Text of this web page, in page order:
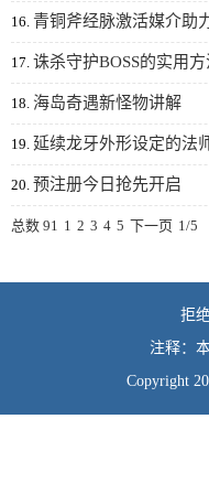
16. 青铜斧经脉激活媒介助
17. 诛杀守护BOSS的实用方
18. 海岛奇遇新怪物讲解
19. 延续龙牙外形设定的法
20. 预注册今日抢先开启
总数 91 1 2 3 4 5 下一页 1/5
拒
注释：
Copyright